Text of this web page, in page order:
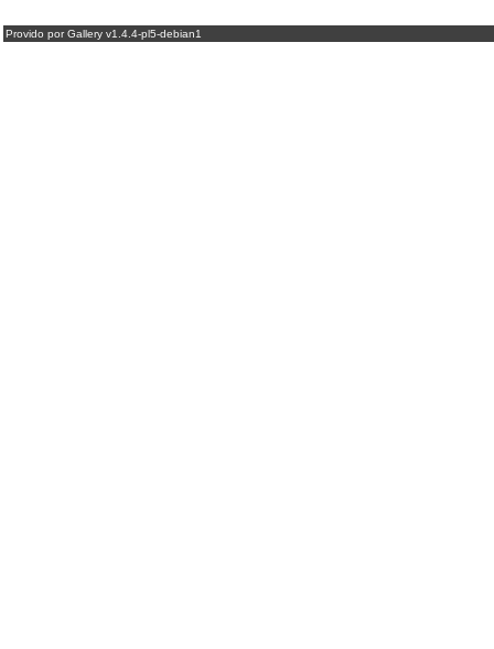
Provido por Gallery v1.4.4-pl5-debian1